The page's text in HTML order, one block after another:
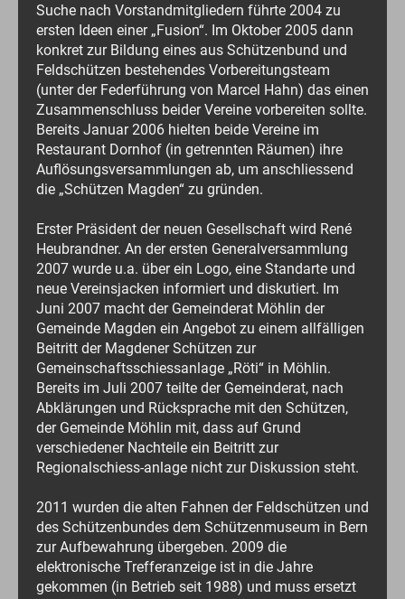
Suche nach Vorstandmitgliedern führte 2004 zu
ersten Ideen einer „Fusion“. Im Oktober 2005 dann
konkret zur Bildung eines aus Schützenbund und
Feldschützen bestehendes Vorbereitungsteam
(unter der Federführung von Marcel Hahn) das einen
Zusammenschluss beider Vereine vorbereiten sollte.
Bereits Januar 2006 hielten beide Vereine im
Restaurant Dornhof (in getrennten Räumen) ihre
Auflösungsversammlungen ab, um anschliessend
die „Schützen Magden“ zu gründen.
Erster Präsident der neuen Gesellschaft wird René
Heubrandner. An der ersten Generalversammlung
2007 wurde u.a. über ein Logo, eine Standarte und
neue Vereinsjacken informiert und diskutiert. Im
Juni 2007 macht der Gemeinderat Möhlin der
Gemeinde Magden ein Angebot zu einem allfälligen
Beitritt der Magdener Schützen zur
Gemeinschaftsschiessanlage „Röti“ in Möhlin.
Bereits im Juli 2007 teilte der Gemeinderat, nach
Abklärungen und Rücksprache mit den Schützen,
der Gemeinde Möhlin mit, dass auf Grund
verschiedener Nachteile ein Beitritt zur
Regionalschiess-anlage nicht zur Diskussion steht.
2011 wurden die alten Fahnen der Feldschützen und
des Schützenbundes dem Schützenmuseum in Bern
zur Aufbewahrung übergeben. 2009 die
elektronische Trefferanzeige ist in die Jahre
gekommen (in Betrieb seit 1988) und muss ersetzt